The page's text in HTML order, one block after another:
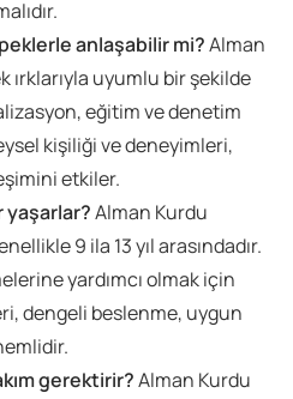
anlaşabilir mi?Alman
ırklarıyla uyumlu bir şekilde
eğitim ve denetim
kişiliği ve deneyimleri,
etkiler.
yaşarlar?Alman Kurdu
9 ila 13 yıl arasındadır.
yardımcı olmak için
dengeli beslenme, uygun
gerektirir?Alman Kurdu